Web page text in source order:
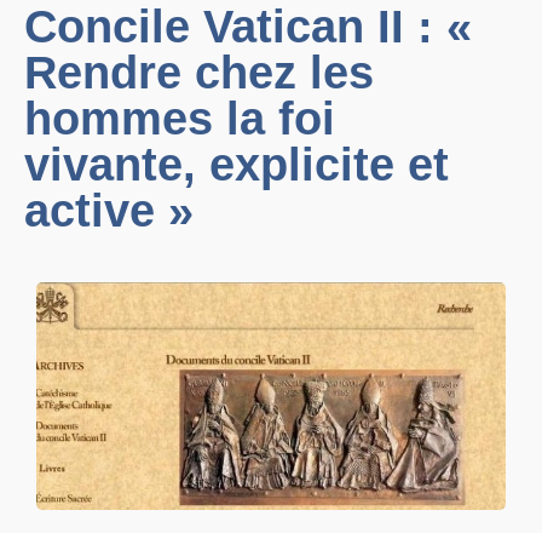
Concile Vatican II : «
Rendre chez les
hommes la foi
vivante, explicite et
active »